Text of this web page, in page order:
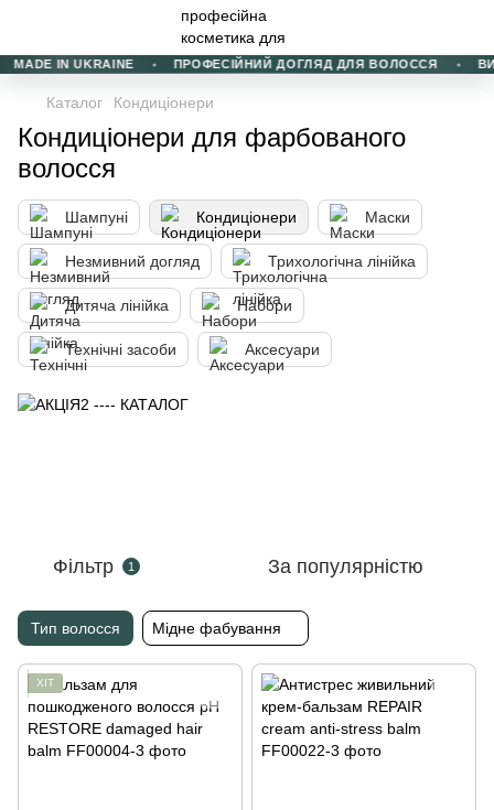
MADE IN UKRAINE ПРОФЕСІЙНИЙ ДОГЛЯД ДЛЯ ВОЛОССЯ
Каталог Кондиціонери
Кондиціонери для фарбованого
волосся
Шампуні Кондиціонери Маски
Незмивний догляд Трихологічна лінійка
Дитяча лінійка Набори
Технічні засоби Аксесуари
Фільтр 1 За популярністю
Тип волосся Мідне фабування
ХІТ